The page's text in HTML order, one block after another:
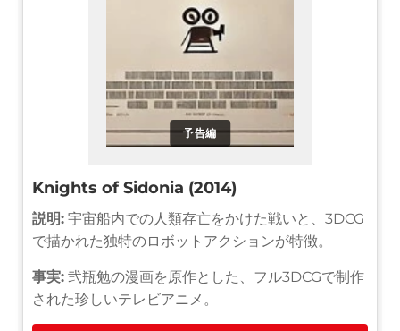
予告編
Knights of Sidonia (2014)
説明: 宇宙船内での人類存亡をかけた戦いと、3DCG
で描かれた独特のロボットアクションが特徴。
事実: 弐瓶勉の漫画を原作とした、フル3DCGで制作
された珍しいテレビアニメ。